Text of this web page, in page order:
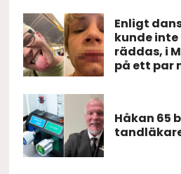
Enligt
kunde inte
räddas, i
på ett par
Håkan 65